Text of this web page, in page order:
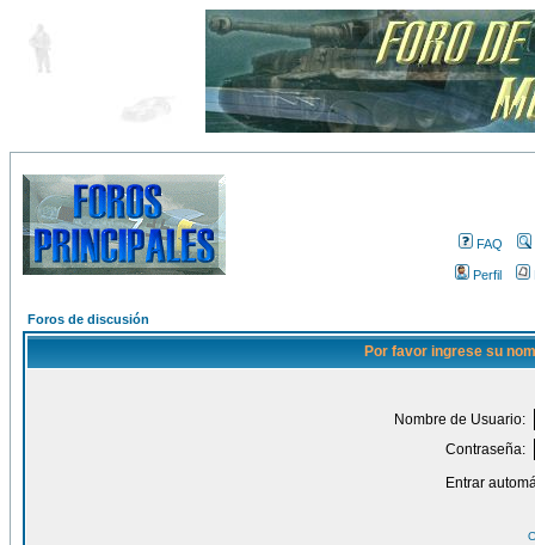
FAQ
Perfil
Foros de discusión
Por favor ingrese su
Nombre de Usuario:
Contraseña:
Entrar